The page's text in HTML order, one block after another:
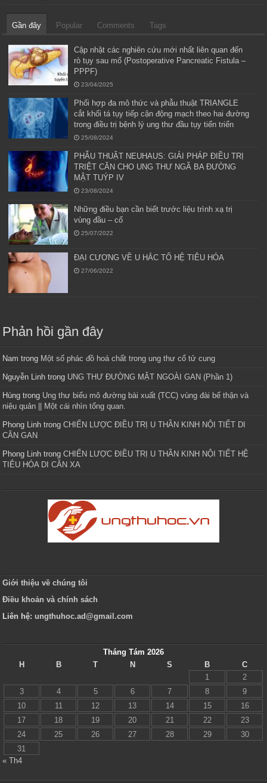
Gần đây Popular Comments Tags
Cập nhật các nghiên cứu mới nhất liên quan đến
rò tụy sau mổ (Postoperative Pancreatic Fistula –
PPPF)
23/04/2025
Phối hợp đa mô thức và phẫu thuật TRIANGLE
cắt khối tá tụy tiếp cận động mạch theo hai đường
trong điều trị bệnh lý ung thư đầu tụy tiến triển
25/08/2024
PHẪU THUẬT NEUHAUS: GIẢI PHÁP ĐIỀU TRỊ
TRIỆT CĂN CHO UNG THƯ NGÃ BA ĐƯỜNG
MẬT TUÝP IV
23/08/2024
Những điều bạn cần biết trước liệu trình xạ trị
vùng đầu – cổ
25/07/2022
ĐẠI CƯƠNG VỀ U HẮC TỐ HỆ TIÊU HÓA
27/06/2022
Phản hồi gần đây
Nam trong Một số phác đồ hoá chất trong ung thư cổ tử cung
Nguyễn Linh trong UNG THƯ ĐƯỜNG MẬT NGOÀI GAN (Phần 1)
Hùng trong Ung thư biểu mô đường bài xuất (TCC) vùng đài bể thận và
niệu quản || Một cái nhìn tổng quan.
Phong Linh trongCHIẾN LƯỢC ĐIỀU TRỊ U THẦN KINH NỘI TIẾT DI
CĂN GAN
Phong Linh trongCHIẾN LƯỢC ĐIỀU TRỊ U THẦN KINH NỘI TIẾT HỆ
TIÊU HÓA DI CĂN XA
Giới thiệu về chúng tôi
Điều khoản và chính sách
Liên hệ:ungthuhoc.ad@gmail.com
Tháng Tám 2026
H
B T N S B
C
1
2
3
4 5 6 7 8
9
10
11 12 13 14 15
16
17
18 19 20 21 22
23
24
25 26 27 28 29
30
31
« Th4